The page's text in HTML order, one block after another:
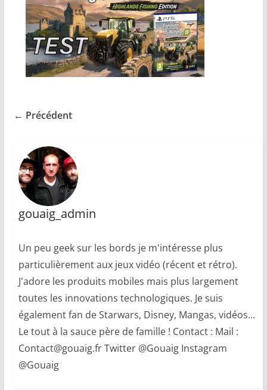
← Précédent
gouaig_admin
Un peu geek sur les bords je m'intéresse plus
particulièrement aux jeux vidéo (récent et rétro).
J'adore les produits mobiles mais plus largement
toutes les innovations technologiques. Je suis
également fan de Starwars, Disney, Mangas, vidéos...
Le tout à la sauce père de famille ! Contact : Mail :
Contact@gouaig.fr Twitter @Gouaig Instagram
@Gouaig